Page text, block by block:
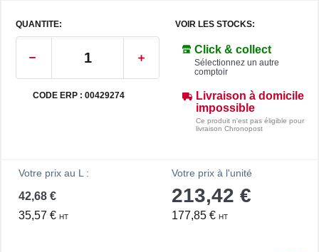
QUANTITE:
CODE ERP : 00429274
VOIR LES STOCKS:
Click & collect
Sélectionnez un autre
comptoir
Livraison à domicile
impossible
Ce produit n'est pas éligible pour
livraison Chronopost
Votre prix au L :
42,68 €
35,57 € HT
Votre prix à l'unité
213,42 €
177,85 € HT